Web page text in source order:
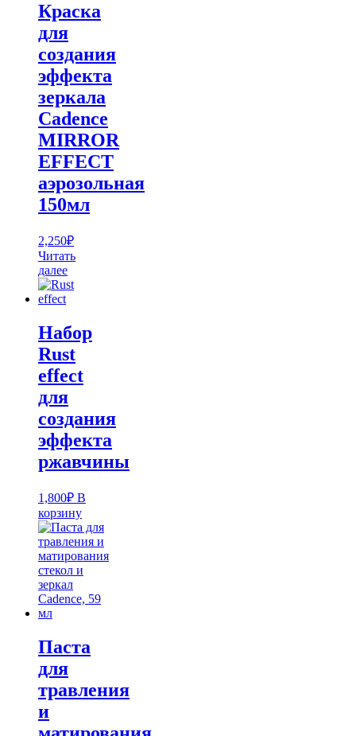
Краска
для
создания
эффекта
зеркала
Cadence
MIRROR
EFFECT
аэрозольная
150мл
2,250₽
Читать
далее
Набор
Rust
effect
для
создания
эффекта
ржавчины
1,800₽ В
корзину
Паста
для
травления
и